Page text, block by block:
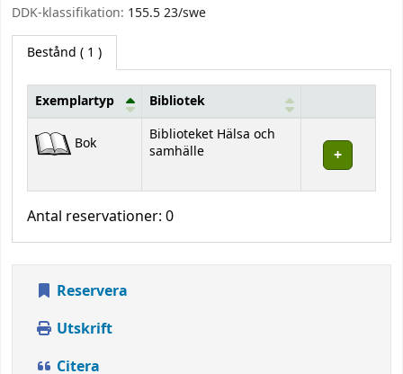
DDK-klassifikation: 155.5 23/swe
Bestånd ( 1 )
Bestånd
Exemplartyp Bibliotek
Bok
Biblioteket Hälsa och
samhälle
Antal reservationer: 0
Reservera
Utskrift
Citera